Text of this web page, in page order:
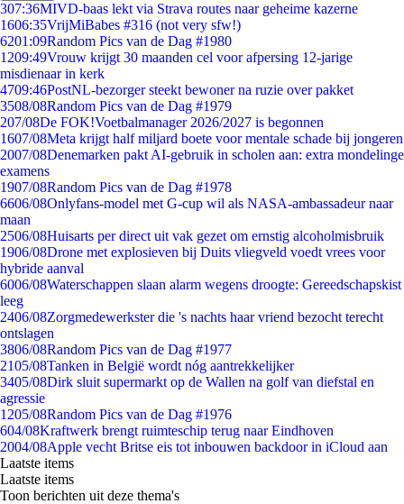
307:36MIVD-baas lekt via Strava routes naar geheime kazerne
1606:35VrijMiBabes #316 (not very sfw!)
6201:09Random Pics van de Dag #1980
1209:49Vrouw krijgt 30 maanden cel voor afpersing 12-jarige
misdienaar in kerk
4709:46PostNL-bezorger steekt bewoner na ruzie over pakket
3508/08Random Pics van de Dag #1979
207/08De FOK!Voetbalmanager 2026/2027 is begonnen
1607/08Meta krijgt half miljard boete voor mentale schade bij jongeren
2007/08Denemarken pakt AI-gebruik in scholen aan: extra mondelinge
examens
1907/08Random Pics van de Dag #1978
6606/08Onlyfans-model met G-cup wil als NASA-ambassadeur naar
maan
2506/08Huisarts per direct uit vak gezet om ernstig alcoholmisbruik
1906/08Drone met explosieven bij Duits vliegveld voedt vrees voor
hybride aanval
6006/08Waterschappen slaan alarm wegens droogte: Gereedschapskist
leeg
2406/08Zorgmedewerkster die 's nachts haar vriend bezocht terecht
ontslagen
3806/08Random Pics van de Dag #1977
2105/08Tanken in België wordt nóg aantrekkelijker
3405/08Dirk sluit supermarkt op de Wallen na golf van diefstal en
agressie
1205/08Random Pics van de Dag #1976
604/08Kraftwerk brengt ruimteschip terug naar Eindhoven
2004/08Apple vecht Britse eis tot inbouwen backdoor in iCloud aan
Laatste items
Laatste items
Toon berichten uit deze thema's